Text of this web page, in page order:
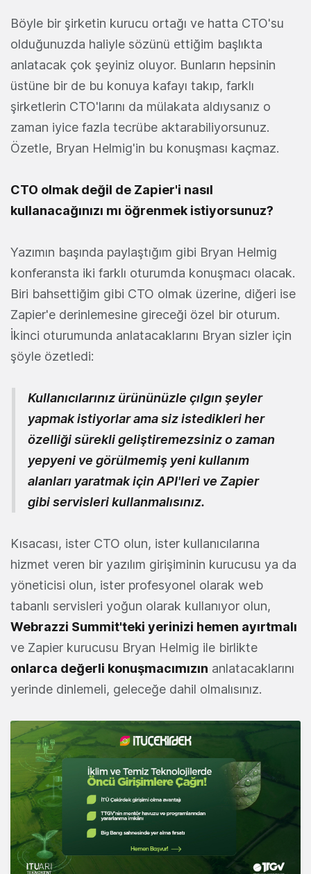
Böyle bir şirketin kurucu ortağı ve hatta CTO'su
olduğunuzda haliyle sözünü ettiğim başlıkta
anlatacak çok şeyiniz oluyor. Bunların hepsinin
üstüne bir de bu konuya kafayı takıp, farklı
şirketlerin CTO'larını da mülakata aldıysanız o
zaman iyice fazla tecrübe aktarabiliyorsunuz.
Özetle, Bryan Helmig'in bu konuşması kaçmaz.
CTO olmak değil de Zapier'i nasıl
kullanacağınızı mı öğrenmek istiyorsunuz?
Yazımın başında paylaştığım gibi Bryan Helmig
konferansta iki farklı oturumda konuşmacı olacak.
Biri bahsettiğim gibi CTO olmak üzerine, diğeri ise
Zapier'e derinlemesine gireceği özel bir oturum.
İkinci oturumunda anlatacaklarını Bryan sizler için
şöyle özetledi:
Kullanıcılarınız ürününüzle çılgın şeyler
yapmak istiyorlar ama siz istedikleri her
özelliği sürekli geliştiremezsiniz o zaman
yepyeni ve görülmemiş yeni kullanım
alanları yaratmak için API'leri ve Zapier
gibi servisleri kullanmalısınız.
Kısacası, ister CTO olun, ister kullanıcılarına
hizmet veren bir yazılım girişiminin kurucusu ya da
yöneticisi olun, ister profesyonel olarak web
tabanlı servisleri yoğun olarak kullanıyor olun,
Webrazzi Summit'teki yerinizi hemen ayırtmalı
ve Zapier kurucusu Bryan Helmig ile birlikte
onlarca değerli konuşmacımızın anlatacaklarını
yerinde dinlemeli, geleceğe dahil olmalısınız.